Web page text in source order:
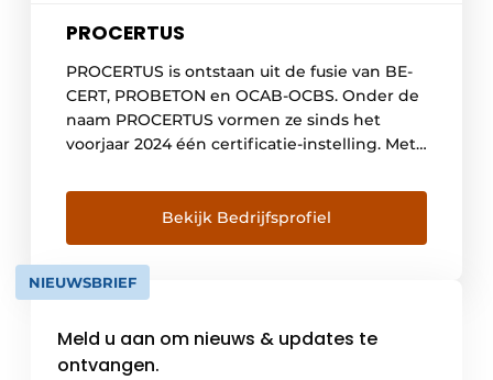
PROCERTUS
PROCERTUS is ontstaan uit de fusie van BE-
CERT, PROBETON en OCAB-OCBS. Onder de
naam PROCERTUS vormen ze sinds het
voorjaar 2024 één certificatie-instelling. Met
heeft het PROCERTUS-team een
ongeëvenaarde expertise op het gebied van
certificering in de beton- en
bouwstaalsector, met producten zoals
cement, kalk, granulaten, hulpstoffen,
Bekijk Bedrijfsprofiel
NIEUWSBRIEF
Meld u aan om nieuws & updates te
ontvangen.